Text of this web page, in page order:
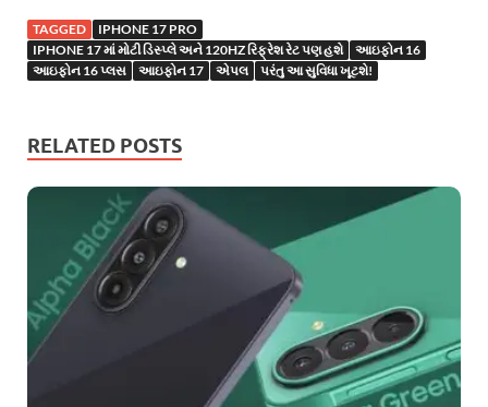
TAGGED
IPHONE 17 PRO
IPHONE 17 માં મોટી ડિસ્પ્લે અને 120HZ રિફ્રેશ રેટ પણ હશે
આઇફોન 16
આઇફોન 16 પ્લસ
આઇફોન 17 એપલ પરંતુ આ સુવિધા ખૂટશે!
RELATED POSTS